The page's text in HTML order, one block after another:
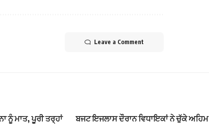
Leave a Comment
ਨੂੰ ਮਾਤ, ਪੂਰੀ ਤਰ੍ਹਾਂ ਬਜਟ ਇਜਲਾਸ ਦੌਰਾਨ ਵਿਧਾਇਕਾਂ ਨੇ ਚੁੱਕੇ ਅਹਿਮ